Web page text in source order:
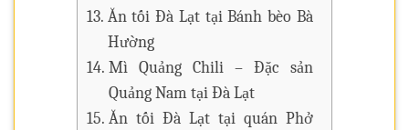
Ăn tối Đà Lạt tại Bánh bèo Bà
Hường
Mì Quảng Chili – Đặc sản
Quảng Nam tại Đà Lạt
Ăn tối Đà Lạt tại quán Phở